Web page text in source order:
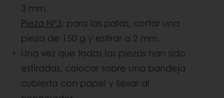
3 mm.
Pieza Nº3: para las patas, cortar una
pieza de 150 g y estirar a 2 mm.
Una vez que todas las piezas han sido
estiradas, colocar sobre una bandeja
cubierta con papel y llevar al